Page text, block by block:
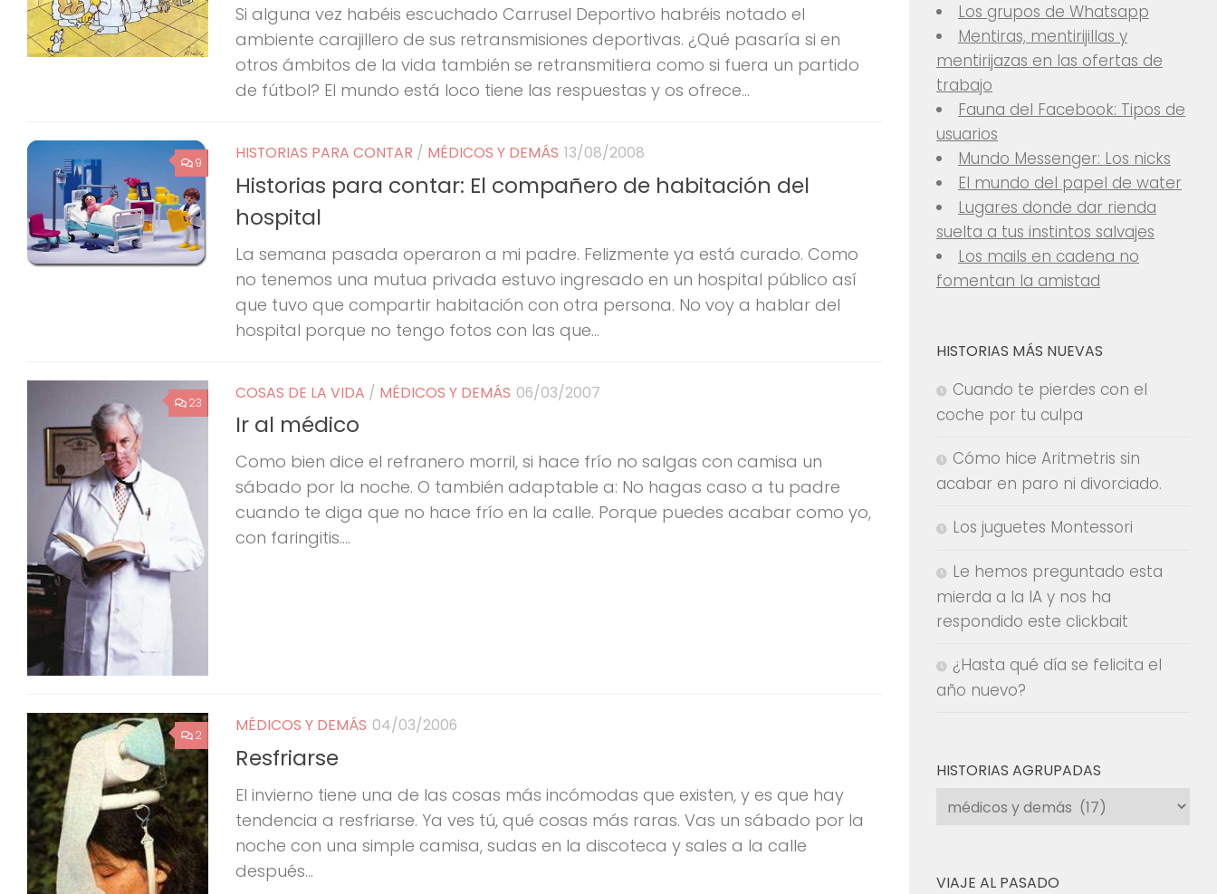
Si alguna vez habéis escuchado Carrusel Deportivo habréis notado el
ambiente carajillero de sus retransmisiones deportivas. ¿Qué pasaría si en
otros ámbitos de la vida también se retransmitiera como si fuera un partido
de fútbol? El mundo está loco tiene las respuestas y os ofrece...
9 HISTORIAS PARA CONTAR / MÉDICOS Y DEMÁS 13/08/2008
Historias para contar: El compañero de habitación del
hospital
La semana pasada operaron a mi padre. Felizmente ya está curado. Como
no tenemos una mutua privada estuvo ingresado en un hospital público así
que tuvo que compartir habitación con otra persona. No voy a hablar del
hospital porque no tengo fotos con las que...
23 COSAS DE LA VIDA / MÉDICOS Y DEMÁS 06/03/2007
Ir al médico
Como bien dice el refranero morril, si hace frío no salgas con camisa un
sábado por la noche. O también adaptable a: No hagas caso a tu padre
cuando te diga que no hace frío en la calle. Porque puedes acabar como yo,
con faringitis....
2 MÉDICOS Y DEMÁS 04/03/2006
Resfriarse
El invierno tiene una de las cosas más incómodas que existen, y es que hay
tendencia a resfriarse. Ya ves tú, qué cosas más raras. Vas un sábado por la
noche con una simple camisa, sudas en la discoteca y sales a la calle
después...
Los grupos de Whatsapp
Mentiras, mentirijillas y
mentirijazas en las ofertas de
trabajo
Fauna del Facebook: Tipos de
usuarios
Mundo Messenger: Los nicks
El mundo del papel de water
Lugares donde dar rienda
suelta a tus instintos salvajes
Los mails en cadena no
fomentan la amistad
HISTORIAS MÁS NUEVAS
Cuando te pierdes con el
coche por tu culpa
Cómo hice Aritmetris sin
acabar en paro ni divorciado.
Los juguetes Montessori
Le hemos preguntado esta
mierda a la IA y nos ha
respondido este clickbait
¿Hasta qué día se felicita el
año nuevo?
HISTORIAS AGRUPADAS
Historias
agrupadas
VIAJE AL PASADO